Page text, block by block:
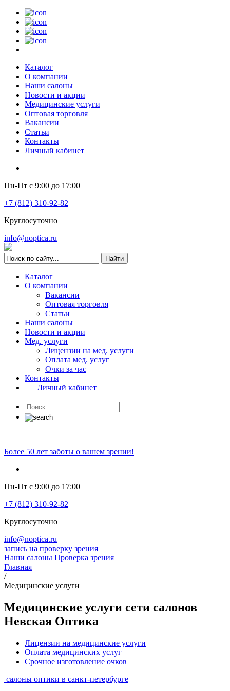
Каталог
О компании
Наши салоны
Новости и акции
Медицинские услуги
Оптовая торговля
Вакансии
Статьи
Контакты
Личный кабинет
Пн-Пт с 9:00 до 17:00
+7 (812) 310-92-82
Круглосуточно
info@noptica.ru
Каталог
О компании
Вакансии
Оптовая торговля
Статьи
Наши салоны
Новости и акции
Мед. услуги
Лицензии на мед. услуги
Оплата мед. услуг
Очки за час
Контакты
Личный кабинет
Более 50 лет заботы о вашем зрении!
Пн-Пт с 9:00 до 17:00
+7 (812) 310-92-82
Круглосуточно
info@noptica.ru
запись на проверку зрения
Наши салоны Проверка зрения
Главная
/
Медицинские услуги
Медицинские услуги сети салонов
Невская Оптика
Лицензии на медицинские услуги
Оплата медицинских услуг
Срочное изготовление очков
салоны оптики в санкт-петербурге